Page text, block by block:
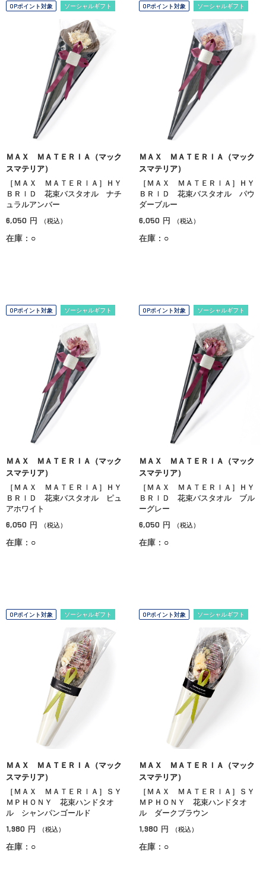
OPポイント対象 ソーシャルギフト
ＭＡＸ ＭＡＴＥＲＩＡ（マック
スマテリア）
［ＭＡＸ ＭＡＴＥＲＩＡ］ＨＹ
ＢＲＩＤ 花束バスタオル ナチ
ュラルアンバー
6,050 円 （税込）
在庫：○
OPポイント対象 ソーシャルギフト
ＭＡＸ ＭＡＴＥＲＩＡ（マック
スマテリア）
［ＭＡＸ ＭＡＴＥＲＩＡ］ＨＹ
ＢＲＩＤ 花束バスタオル パウ
ダーブルー
6,050 円 （税込）
在庫：○
OPポイント対象 ソーシャルギフト
ＭＡＸ ＭＡＴＥＲＩＡ（マック
スマテリア）
［ＭＡＸ ＭＡＴＥＲＩＡ］ＨＹ
ＢＲＩＤ 花束バスタオル ピュ
アホワイト
6,050 円 （税込）
在庫：○
OPポイント対象 ソーシャルギフト
ＭＡＸ ＭＡＴＥＲＩＡ（マック
スマテリア）
［ＭＡＸ ＭＡＴＥＲＩＡ］ＨＹ
ＢＲＩＤ 花束バスタオル ブル
ーグレー
6,050 円 （税込）
在庫：○
OPポイント対象 ソーシャルギフト
ＭＡＸ ＭＡＴＥＲＩＡ（マック
スマテリア）
［ＭＡＸ ＭＡＴＥＲＩＡ］ＳＹ
ＭＰＨＯＮＹ 花束ハンドタオ
ル シャンパンゴールド
1,980 円 （税込）
在庫：○
OPポイント対象 ソーシャルギフト
ＭＡＸ ＭＡＴＥＲＩＡ（マック
スマテリア）
［ＭＡＸ ＭＡＴＥＲＩＡ］ＳＹ
ＭＰＨＯＮＹ 花束ハンドタオ
ル ダークブラウン
1,980 円 （税込）
在庫：○